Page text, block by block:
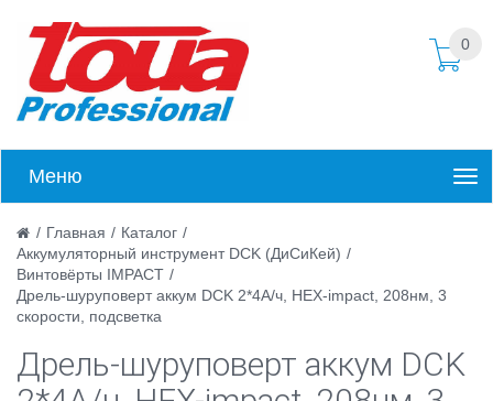
0
Меню
/ Главная / Каталог /
Аккумуляторный инструмент DCK (ДиСиКей) /
Винтовёрты IMPACT /
Дрель-шуруповерт аккум DCK 2*4А/ч, HEX-impact, 208нм, 3
скорости, подсветка
Дрель-шуруповерт аккум DCK